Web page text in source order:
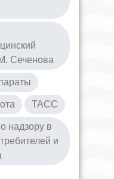
Сеченова
ТАСС
надзору в
и